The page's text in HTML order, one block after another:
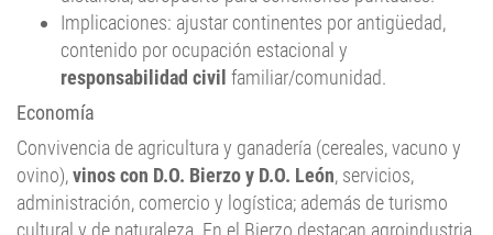
contenido por ocupación estacional y
responsabilidad civilfamiliar/comunidad.
Economía
Convivencia de agricultura y ganadería (cereales, vacuno y
ovino),vinos con D.O. Bierzo y D.O. León, servicios,
administración, comercio y logística; además de turismo
cultural y de naturaleza. En el Bierzo destacan agroindustria
y servicios ligados al patrimonio; en la capital, servicios